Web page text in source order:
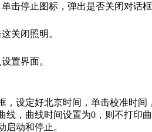
击停止图标，弹出是否关闭对话
关闭照明。
置界面。
设定好北京时间，单击校准时间
，曲线时间设置为0，则不打印曲
动和停止。